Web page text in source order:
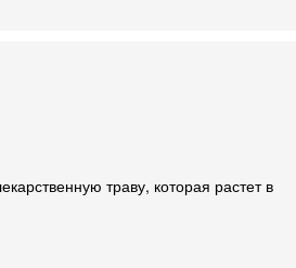
траву, которая растет в